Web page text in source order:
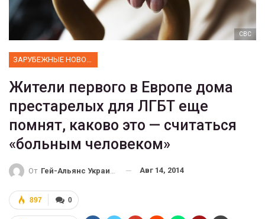
CBC
ЗАРУБЕЖНЫЕ НОВОСТИ
Жители первого в Европе дома
престарелых для ЛГБТ еще
помнят, каково это — считаться
«больным человеком»
От Гей-Альянс Украина Авг 14, 2014
0
897